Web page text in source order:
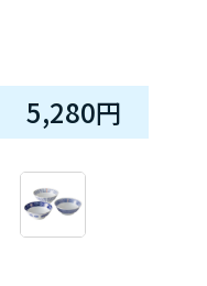
5,280円